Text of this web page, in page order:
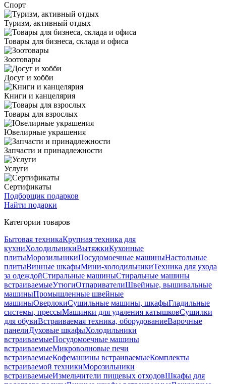
Спорт
Туризм, активный отдых
Товары для бизнеса, склада и офиса
Зоотовары
Досуг и хобби
Книги и канцелярия
Товары для взрослых
Ювелирные украшения
Запчасти и принадлежности
Услуги
Сертификаты
Подборщик подарков
Найти подарки
Категории товаров
Бытовая техникаКрупная техника для
кухниХолодильникиВытяжкиКухонные
плитыМорозильникиПосудомоечные машиныНастольные
плитыВинные шкафыМини-холодильникиТехника для ухода
за одеждойСтиральные машиныСтиральные машины
встраиваемыеУтюгиОтпаривателиШвейные, вышивальные
машиныПромышленные швейные
машиныОверлокиСушильные машины, шкафыГладильные
системы, прессыМашинки для удаления катышковСушилки
для обувиВстраиваемая техника, оборудованиеВарочные
панелиДуховые шкафыХолодильники
встраиваемыеПосудомоечные машины
встраиваемыеМикроволновые печи
встраиваемыеКофемашины встраиваемыеКомплекты
встраиваемой техникиМорозильники
встраиваемыеИзмельчители пищевых отходовШкафы для